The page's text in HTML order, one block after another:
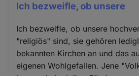
Ich bezweifle, ob unsere
Ich bezweifle, ob unsere
"religiös" sind, sie gehören
bekannten Kirchen an und das
eigenen Wohlgefallen. Jene